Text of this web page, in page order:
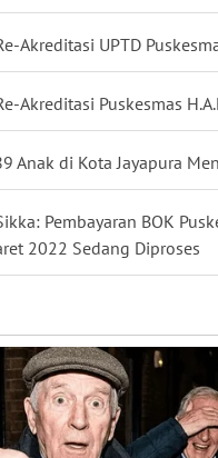
Akreditasi UPTD
Akreditasi Puskesmas
Anak di Kota Jayapura
Pembayaran BOK
2022 Sedang Diproses